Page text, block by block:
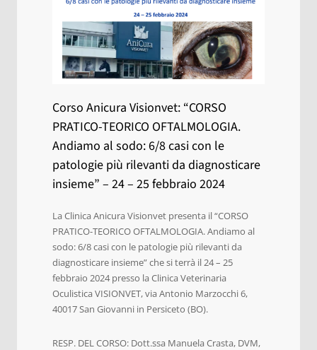
Corso Anicura Visionvet: “CORSO
PRATICO-TEORICO OFTALMOLOGIA.
Andiamo al sodo: 6/8 casi con le
patologie più rilevanti da diagnosticare
insieme” – 24 – 25 febbraio 2024
La Clinica Anicura Visionvet presenta il “CORSO
PRATICO-TEORICO OFTALMOLOGIA. Andiamo al
sodo: 6/8 casi con le patologie più rilevanti da
diagnosticare insieme” che si terrà il 24 – 25
febbraio 2024 presso la Clinica Veterinaria
Oculistica VISIONVET, via Antonio Marzocchi 6,
40017 San Giovanni in Persiceto (BO).
RESP. DEL CORSO: Dott.ssa Manuela Crasta, DVM,